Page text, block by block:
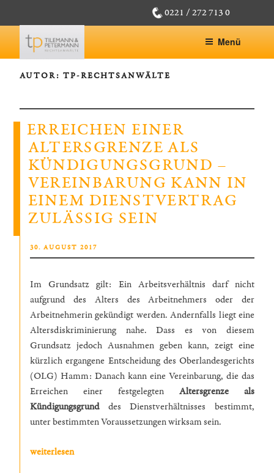
Inhalt
springen
0221 / 272 713 0
Menü
AUTOR: TP-RECHTSANWÄLTE
ERREICHEN EINER
ALTERSGRENZE ALS
KÜNDIGUNGSGRUND –
VEREINBARUNG KANN IN
EINEM DIENSTVERTRAG
ZULÄSSIG SEIN
VERÖFFENTLICHT
30. AUGUST 2017
Im Grundsatz gilt: Ein Arbeitsverhältnis darf nicht
aufgrund des Alters des Arbeitnehmers oder der
Arbeitnehmerin gekündigt werden. Andernfalls liegt eine
Altersdiskriminierung nahe. Dass es von diesem
Grundsatz jedoch Ausnahmen geben kann, zeigt eine
kürzlich ergangene Entscheidung des Oberlandesgerichts
(OLG) Hamm: Danach kann eine Vereinbarung, die das
Erreichen einer festgelegten Altersgrenze als
Kündigungsgrunddes Dienstverhältnisses bestimmt,
unter bestimmten Voraussetzungen wirksam sein.
„Erreichen
weiterlesen